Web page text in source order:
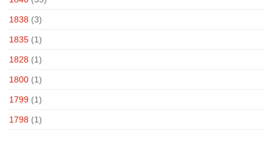
1838 (3)
1835 (1)
1828 (1)
1800 (1)
1799 (1)
1798 (1)